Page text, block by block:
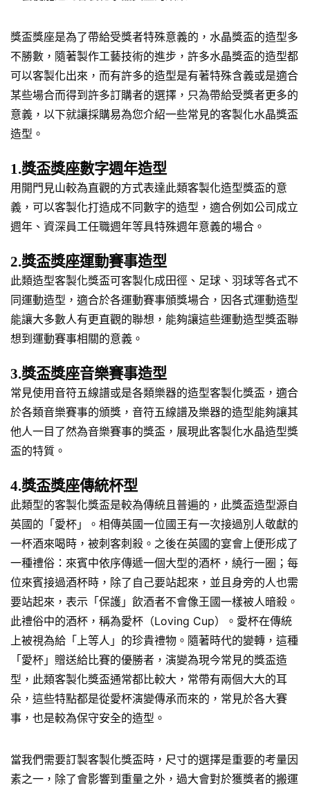
獎盃獎座是為了帶給受獎者特殊意義的，水晶獎盃的造型多
不勝數，隨著製作工藝技術的進步，許多水晶獎盃的造型都
可以客製化出來，而有許多的造型是有著特殊含義或是適合
某些場合而得到許多訂購者的選擇，只為帶給受獎者更多的
意義，以下就讓採購易為您介紹一些常見的客製化水晶獎盃
造型。
1.獎盃獎座數字週年造型
用開門見山較為直觀的方式表達此類客製化造型獎盃的意
義，可以客製化打造成不同數字的造型，適合例如公司成立
週年、資深員工任職週年等具特殊週年意義的場合。
2.獎盃獎座運動賽事造型
此類造型客製化獎盃可客製化成田徑、足球、羽球等各式不
同運動造型，適合於各運動賽事頒獎場合，因各式運動造型
能讓大多數人有更直觀的聯想，能夠讓這些運動造型獎盃聯
想到運動賽事相關的意義。
3.獎盃獎座音樂賽事造型
常見使用音符五線譜或是各類樂器的造型客製化獎盃，適合
於各類音樂賽事的頒獎，音符五線譜及樂器的造型能夠讓其
他人一目了然為音樂賽事的獎盃，展現此客製化水晶造型獎
盃的特質。
4.獎盃獎座傳統杯型
此類型的客製化獎盃是較為傳統且普遍的，此獎盃造型源自
英國的「愛杯」。相傳英國一位國王有一次接過別人敬獻的
一杯酒來喝時，被刺客刺殺。之後在英國的宴會上便形成了
一種禮俗：來賓中依序傳遞一個大型的酒杯，繞行一圈；每
位來賓接過酒杯時，除了自己要站起來，並且身旁的人也需
要站起來，表示「保護」飲酒者不會像王國一樣被人暗殺。
此禮俗中的酒杯，稱為愛杯（Loving Cup）。愛杯在傳統
上被視為給「上等人」的珍貴禮物。隨著時代的變轉，這種
「愛杯」贈送給比賽的優勝者，演變為現今常見的獎盃造
型，此類客製化獎盃通常都比較大，常帶有兩個大大的耳
朵，這些特點都是從愛杯演變傳承而來的，常見於各大賽
事，也是較為保守安全的造型。
當我們需要訂製客製化獎盃時，尺寸的選擇是重要的考量因
素之一，除了會影響到重量之外，過大會對於獲獎者的搬運